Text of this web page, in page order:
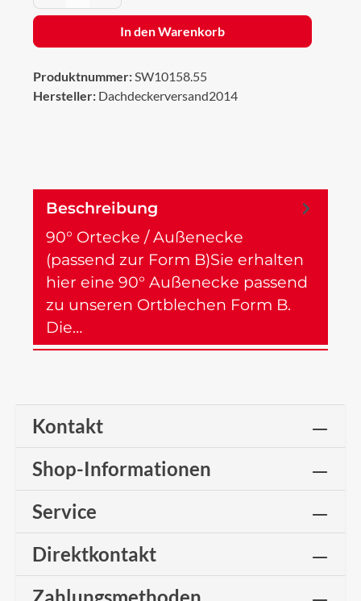
In den Warenkorb
Produktnummer:SW10158.55
Hersteller: Dachdeckerversand2014
Beschreibung
90° Ortecke / Außenecke
(passend zur Form B)Sie erhalten
hier eine 90° Außenecke passend
zu unseren Ortblechen Form B.
Die…
Kontakt
Shop-Informationen
Service
Direktkontakt